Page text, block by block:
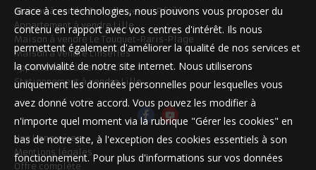
Maison à vendre Templeuve-en-Pévèle
Appartement à vendre Lille
Maison à vendre Le Touquet-Paris-Plage
Maison à vendre Linselles
Appartement à vendre Lille
Stationnement à vendre Lille
Nos Honoraires
Mentions légales
Offre complète
Grace à ces technologies, nous pouvons vous proposer du
contenu en rapport avec vos centres d'intérêt. Ils nous
permettent également d'améliorer la qualité de nos services et
la convivialité de notre site internet. Nous utiliserons
uniquement les données personnelles pour lesquelles vous
avez donné votre accord. Vous pouvez les modifier à
n'importe quel moment via la rubrique "Gérer les cookies" en
bas de notre site, à l'exception des cookies essentiels à son
fonctionnement. Pour plus d'informations sur vos données